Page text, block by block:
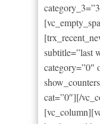
subtitle=”last
category=”0″
cat=”0″][/